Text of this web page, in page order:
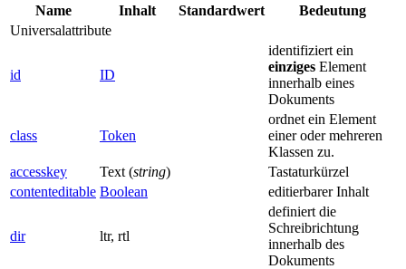
Name
Inhalt Standardwert
Bedeutung
Universalattribute
id ID
identifiziert ein
einziges Element
innerhalb eines
Dokuments
class Token
ordnet ein Element
einer oder mehreren
Klassen zu.
accesskey
Text (string)
Tastaturkürzel
contenteditable Boolean editierbarer Inhalt
dir ltr, rtl
definiert die
Schreibrichtung
innerhalb des
Dokuments